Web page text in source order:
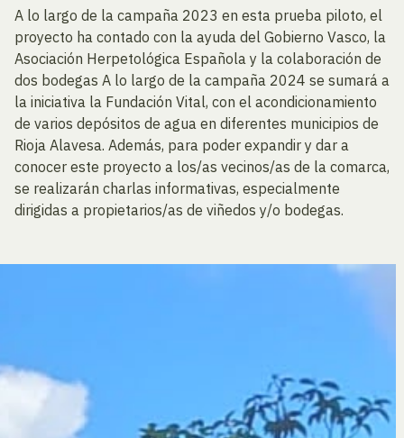
A lo largo de la campaña 2023 en esta prueba piloto, el
proyecto ha contado con la ayuda del Gobierno Vasco, la
Asociación Herpetológica Española y la colaboración de
dos bodegas A lo largo de la campaña 2024 se sumará a
la iniciativa la Fundación Vital, con el acondicionamiento
de varios depósitos de agua en diferentes municipios de
Rioja Alavesa. Además, para poder expandir y dar a
conocer este proyecto a los/as vecinos/as de la comarca,
se realizarán charlas informativas, especialmente
dirigidas a propietarios/as de viñedos y/o bodegas.